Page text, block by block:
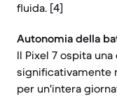
fluida. [4]
Autonomia della
Il Pixel 7 ospita
significativamente
per un'intera